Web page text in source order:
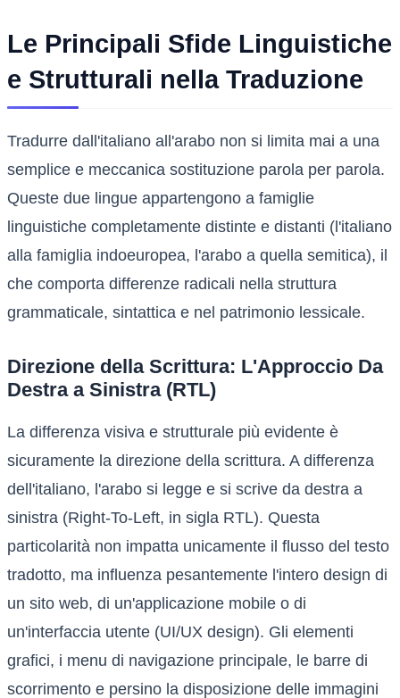
Le Principali Sfide Linguistiche
e Strutturali nella Traduzione
Tradurre dall'italiano all'arabo non si limita mai a una
semplice e meccanica sostituzione parola per parola.
Queste due lingue appartengono a famiglie
linguistiche completamente distinte e distanti (l'italiano
alla famiglia indoeuropea, l'arabo a quella semitica), il
che comporta differenze radicali nella struttura
grammaticale, sintattica e nel patrimonio lessicale.
Direzione della Scrittura: L'Approccio Da
Destra a Sinistra (RTL)
La differenza visiva e strutturale più evidente è
sicuramente la direzione della scrittura. A differenza
dell'italiano, l'arabo si legge e si scrive da destra a
sinistra (Right-To-Left, in sigla RTL). Questa
particolarità non impatta unicamente il flusso del testo
tradotto, ma influenza pesantemente l'intero design di
un sito web, di un'applicazione mobile o di
un'interfaccia utente (UI/UX design). Gli elementi
grafici, i menu di navigazione principale, le barre di
scorrimento e persino la disposizione delle immagini